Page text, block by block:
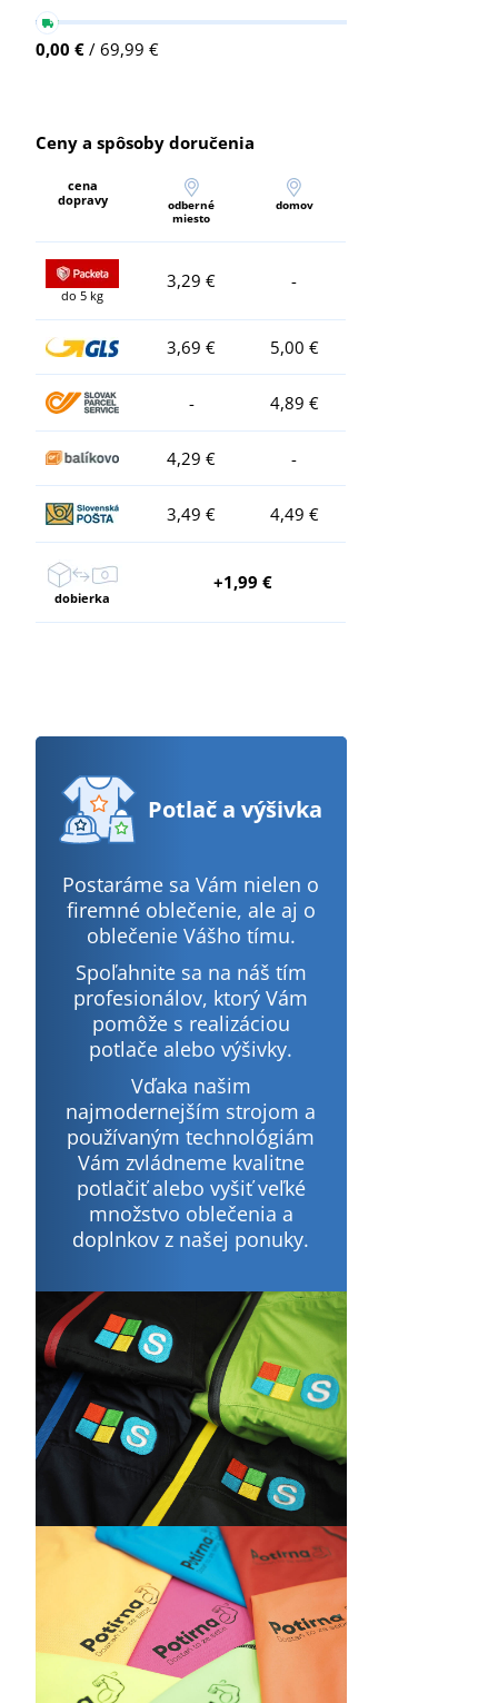
0,00 € / 69,99 €
Ceny a spôsoby doručenia
cena
dopravy
odberné
miesto
domov
do 5 kg
3,29 € -
3,69 € 5,00 €
- 4,89 €
4,29 € -
3,49 € 4,49 €
dobierka
+1,99 €
Potlača výšivka
Postaráme sa Vám nielen o
firemné oblečenie, ale aj o
oblečenie Vášho tímu.
Spoľahnite sa na náš tím
profesionálov, ktorý Vám
pomôže s realizáciou
potlače alebo výšivky.
Vďaka našim
najmodernejším strojom a
používaným technológiám
Vám zvládneme kvalitne
potlačiť alebo vyšiť veľké
množstvo oblečenia a
doplnkov z našej ponuky.